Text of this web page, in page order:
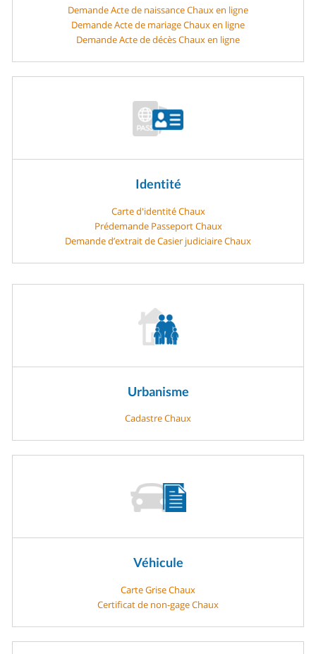
Demande Acte de naissance Chaux en ligne
Demande Acte de mariage Chaux en ligne
Demande Acte de décès Chaux en ligne
Identité
Carte d'identité Chaux
Prédemande Passeport Chaux
Demande d’extrait de Casier judiciaire Chaux
Urbanisme
Cadastre Chaux
Véhicule
Carte Grise Chaux
Certificat de non-gage Chaux